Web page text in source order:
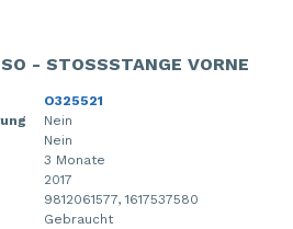
- STOSSSTANGE VORNE
O325521
Nein
Nein
3 Monate
2017
9812061577, 1617537580
Gebraucht